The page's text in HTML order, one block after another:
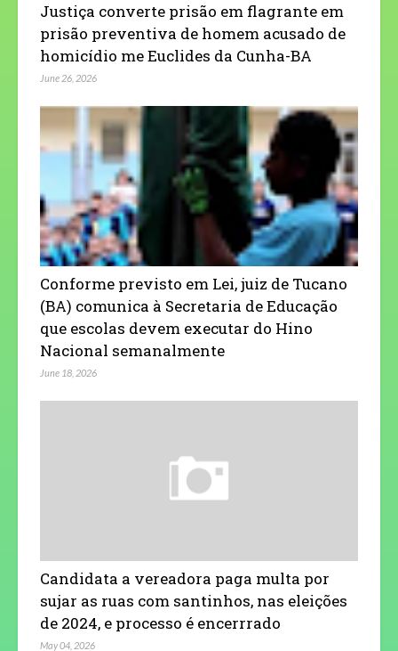
Justiça converte prisão em flagrante em
prisão preventiva de homem acusado de
homicídio me Euclides da Cunha-BA
June 26, 2026
Conforme previsto em Lei, juiz de Tucano
(BA) comunica à Secretaria de Educação
que escolas devem executar do Hino
Nacional semanalmente
June 18, 2026
Candidata a vereadora paga multa por
sujar as ruas com santinhos, nas eleições
de 2024, e processo é encerrrado
May 04, 2026